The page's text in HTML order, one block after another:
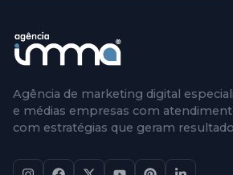
Agência de marketing digital
e médias empresas com
com estratégias que geram